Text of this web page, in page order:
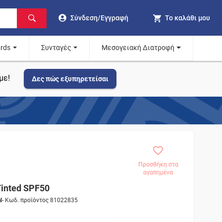
Σύνδεση/Εγγραφή Το καλάθι μου
Συνταγές Μεσογειακή Διατροφή
Δες πώς εξυπηρετείσαι
Προσθήκη στα
αγαπημένα
SPF50
- Κωδ. προϊόντος 81022835